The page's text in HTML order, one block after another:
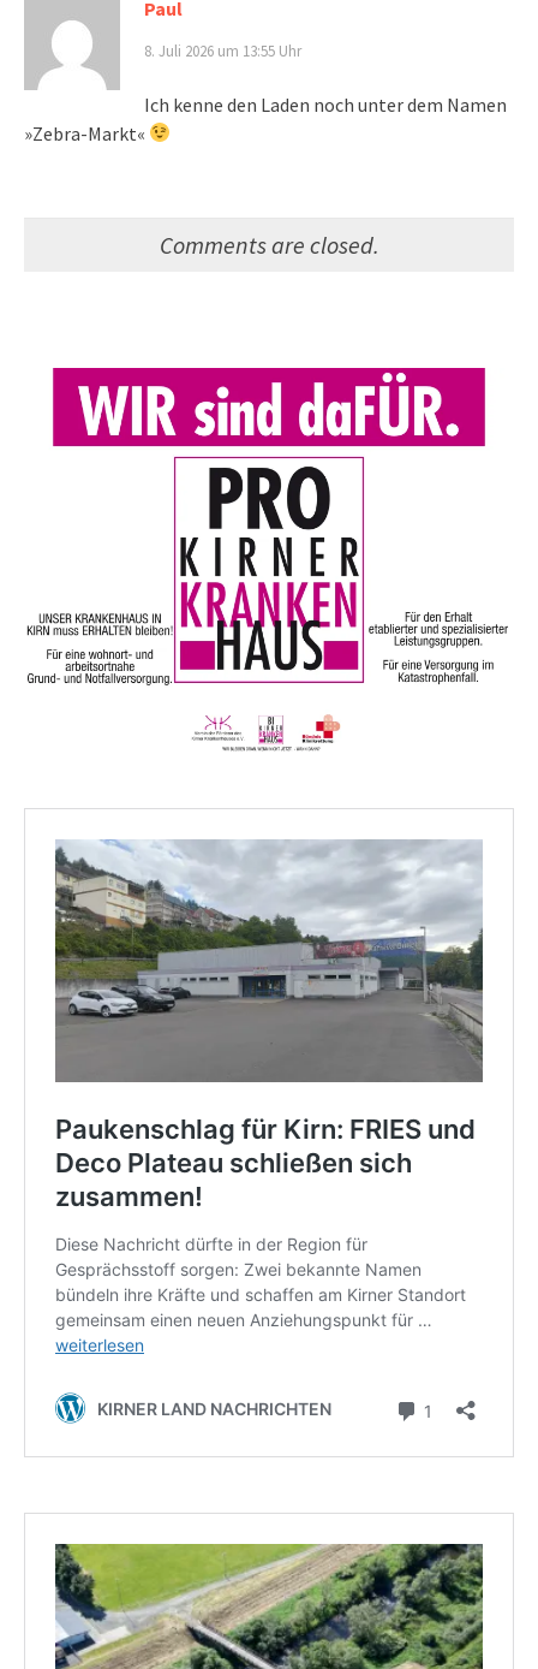
Paul
8. Juli 2026 um 13:55 Uhr
Ich kenne den Laden noch unter dem Namen
»Zebra-Markt«
Comments are closed.